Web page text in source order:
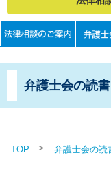
弁護士会の読書
TOP > 弁護士会の読